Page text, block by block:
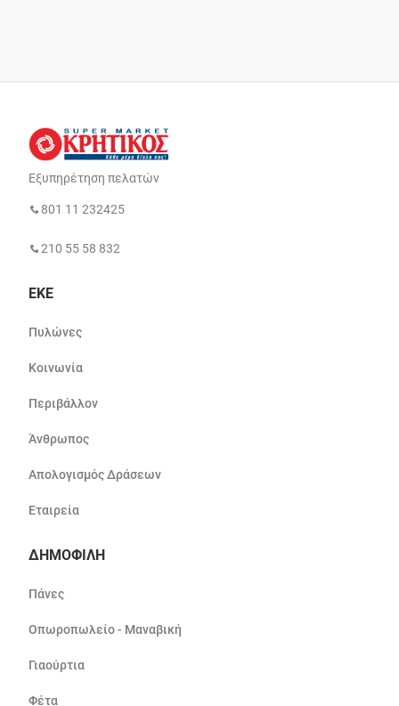
Εξυπηρέτηση πελατών
801 11 232425
210 55 58 832
ΕΚΕ
Πυλώνες
Κοινωνία
Περιβάλλον
Άνθρωπος
Απολογισμός Δράσεων
Εταιρεία
ΔΗΜΟΦΙΛΗ
Πάνες
Οπωροπωλείο - Μαναβική
Γιαούρτια
Φέτα